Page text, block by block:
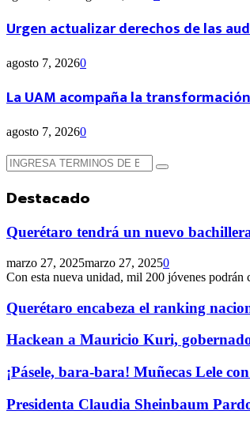
Urgen actualizar derechos de las
agosto 7, 20260
La UAM acompaña la
agosto 7, 20260
Búsqueda
de:
Búsqueda
Destacado
Querétaro tendrá un nuevo
marzo 27, 2025marzo 27, 20250
Con esta nueva unidad, mil 200 jóvenes podrán
Querétaro encabeza el ranking
Hackean a Mauricio Kuri,
¡Pásele, bara-bara! Muñecas Lele
Presidenta Claudia Sheinbaum